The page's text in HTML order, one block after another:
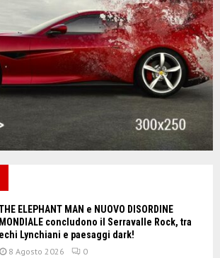
ELEPHANT MAN e NUOVO DISORDINE
MONDIALE concludono il Serravalle Rock, tra
echi Lynchiani e paesaggi dark!
8 Agosto 2026 0